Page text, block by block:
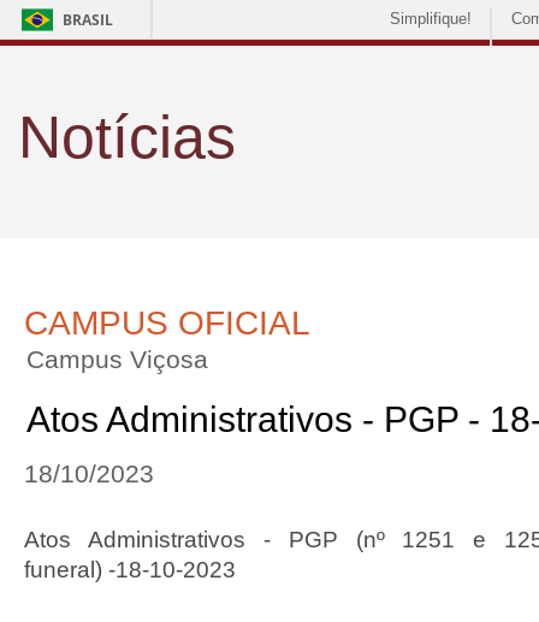
BRASIL Simplifique!
Notícias
CAMPUS OFICIAL
Campus Viçosa
Atos Administrativos - PGP -
18/10/2023
Atos Administrativos - PGP (nº 1251 e
funeral) -18-10-2023